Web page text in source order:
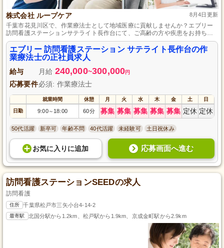
株式会社 ループケア 8月4日更新
千葉市花見川区で、作業療法士として地域医療に貢献しませんか？エブリー
訪問看護ステーションサテライト長作台にて、ご高齢の方や疾患をお持ちの
方々の自立支援と日常生活の質の向上を目指します。正社員として長期的な
キャリア形成が可能な環境で、利用者様の「できる喜び」を支えるお仕事で
す。あなたの専門的なスキルと経験を活かし、地域に根差した医療サービス
を提供してみませんか？
エブリー 訪問看護ステーション サテライト長作台の作
業療法士の正社員求人
給与 月給 240,000~300,000円
応募要件必須: 作業療法士
就業時間 休憩 月 火 水 木 金 土 日
日勤 9:00～ 18:00 60分 募集 募集 募集 募集 募集 定休 定休
50代活躍 新卒可 年齢不問 40代活躍 未経験可 土日祝休み
お気に入り に追加 応募画面へ進む
訪問看護ステーションSEEDの求人
訪問看護
住所 千葉県松戸市三矢小台4-14-2
最寄駅 北国分駅から1.2km、松戸駅から1.9km、京成金町駅から2.9km